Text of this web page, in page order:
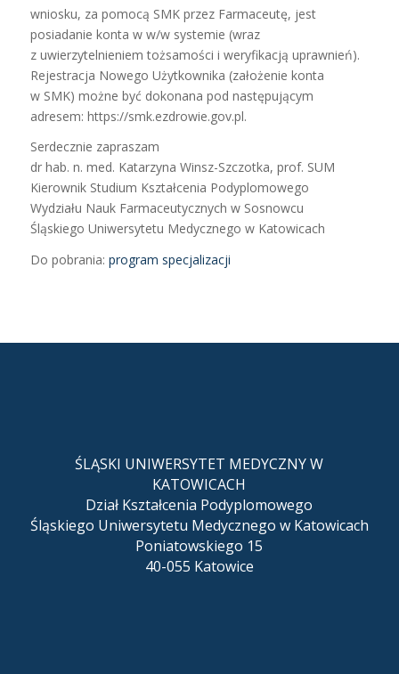
wniosku, za pomocą SMK przez Farmaceutę, jest
posiadanie konta w w/w systemie (wraz
z uwierzytelnieniem tożsamości i weryfikacją uprawnień).
Rejestracja Nowego Użytkownika (założenie konta
w SMK) możne być dokonana pod następującym
adresem: https://smk.ezdrowie.gov.pl.
Serdecznie zapraszam
dr hab. n. med. Katarzyna Winsz-Szczotka, prof. SUM
Kierownik Studium Kształcenia Podyplomowego
Wydziału Nauk Farmaceutycznych w Sosnowcu
Śląskiego Uniwersytetu Medycznego w Katowicach
Do pobrania: program specjalizacji
ŚLĄSKI UNIWERSYTET MEDYCZNY W
KATOWICACH
Dział Kształcenia Podyplomowego
Śląskiego Uniwersytetu Medycznego w Katowicach
Poniatowskiego 15
40-055 Katowice